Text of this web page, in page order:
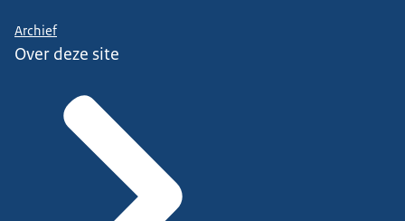
Archief
Over deze site